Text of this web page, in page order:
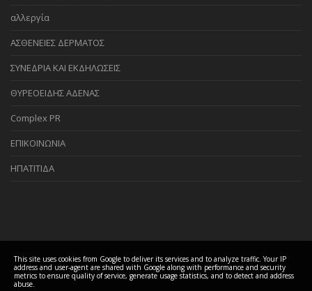
αλλεργία
ΑΣΘΕΝΕΙΕΣ ΔΕΡΜΑΤΟΣ
ΣΥΝΕΔΡΙΑ ΚΑΙ ΕΚΔΗΛΩΣΕΙΣ
ΘΥΡΕΟΕΙΔΗΣ ΑΔΕΝΑΣ
Complex PR
ΕΠΙΚΟΙΝΩΝΙΑ
ΗΠΑΤΙΤΙΔΑ
COPYRIGHT ©2026 Biomedis GR Team - Βιοσυντονισμός Ελλάδα
This site uses cookies from Google to deliver its services and to analyze traffic. Your IP
address and user-agent are shared with Google along with performance and security
metrics to ensure quality of service, generate usage statistics, and to detect and address
abuse.